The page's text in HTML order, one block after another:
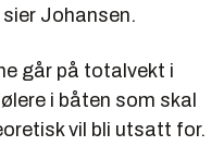
Johansen.
går på totalvekt i
i båten som skal
vil bli utsatt for.